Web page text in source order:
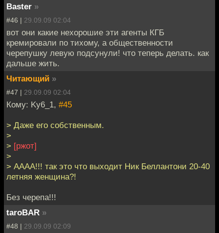
Baster »
#46 | 29.09.09 02:04
вот они какие нехорошие эти агенты КГБ
кремировали по тихому, а общественности
черепушку левую подсунули! что теперь делать. как
дальше жить.
Читающий »
#47 | 29.09.09 02:04
Кому: Ky6_1, #45
> Даже его собственным.
>
> [ржот]
>
> АААА!!! так это что выходит Ник Беллантони 20-40
летняя женщина?!
Без черепа!!!
taroBAR »
#48 | 29.09.09 02:09